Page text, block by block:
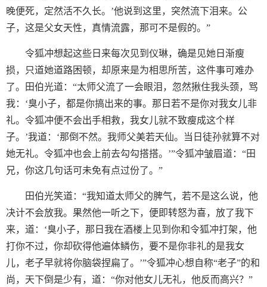
晚便死，定然活不久长。’他说到这里，突然流下泪来。公
子，这是父女天性，真情流露，那可不是假的。”
令狐冲想起这些日来每次见到仪琳，确是见她日渐瘦
损，只道她道路困顿，却原来是为相思所苦，这件事可难办
了。田伯光道：“太师父流了一会眼泪，忽然揪住我头颈，骂
我：‘臭小子，都是你搞出来的事。那日若不是你对我女儿非
礼。令狐冲便不会出手相救，我女儿就不致瘦成这个样
子。’我道：‘那倒不然。我师父美若天仙。当日徒孙就算不对
她无礼。令狐冲也会上前去勾勾搭搭。’”令狐冲皱眉道：“田
兄，你这几句话可未免有点过份了。”
田伯光笑道：“我知道太师父的脾气，若不是这么说，他
决计不会放我。果然他一听之下，便即转怒为喜，放了我下
来，道：‘臭小子，那日我在酒楼上见到你和令狐冲打架，他
打你不过，你却砍得他遍体鳞伤，要不是你非礼的是我女
儿，老子早就将你脑袋捏扁了。’”令狐冲心想自称“老子”的和
尚，天下倒是少有，道：“你对他女儿无礼，他反而高兴？”